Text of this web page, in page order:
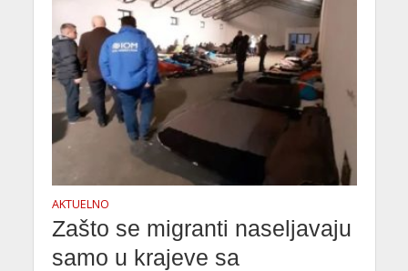
AKTUELNO
Zašto se migranti naseljavaju
samo u krajeve sa